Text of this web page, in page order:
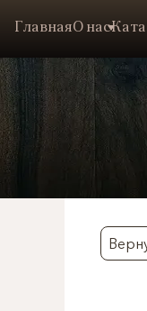
ГлавнаяО нас